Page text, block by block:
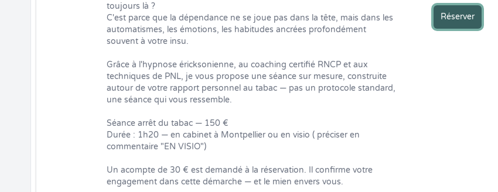
toujours là ?
C'est parce que la dépendance ne se joue pas dans la tête, mais dans les
automatismes, les émotions, les habitudes ancrées profondément
souvent à votre insu.
Grâce à l'hypnose éricksonienne, au coaching certifié RNCP et aux
techniques de PNL, je vous propose une séance sur mesure, construite
autour de votre rapport personnel au tabac — pas un protocole standard,
une séance qui vous ressemble.
Séance arrêt du tabac — 150 €
Durée : 1h20 — en cabinet à Montpellier ou en visio ( préciser en
commentaire "EN VISIO")
Un acompte de 30 € est demandé à la réservation. Il confirme votre
engagement dans cette démarche — et le mien envers vous.
Réserver